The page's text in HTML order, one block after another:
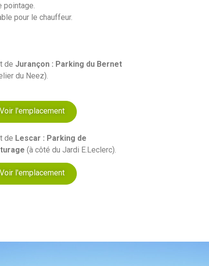
pointage.
pour le chauffeur.
de Jurançon : Parking du Bernet
du Neez).
Voir l'emplacement
de Lescar : Parking de
(à côté du Jardi E.Leclerc).
Voir l'emplacement